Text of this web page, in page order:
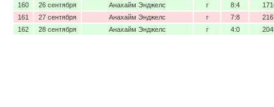
160
26 сентября Анахайм Энджелс г 8:4
161
27 сентября Анахайм Энджелс г 7:8
162
28 сентября Анахайм Энджелс г 4:0